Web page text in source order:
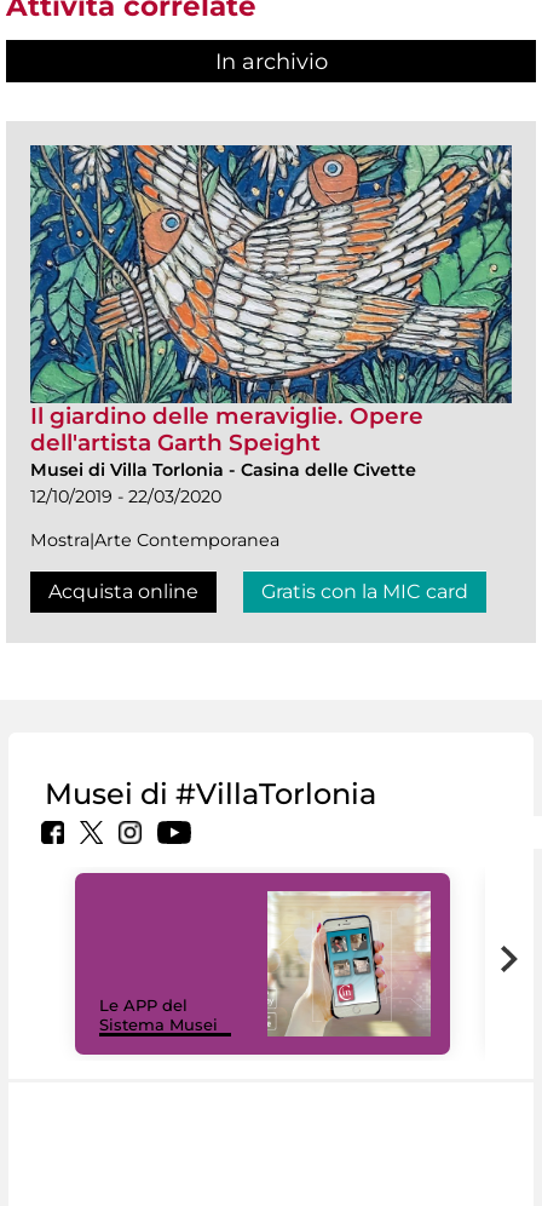
In archivio
Il giardino delle meraviglie. Opere
dell'artista Garth Speight
Musei di Villa Torlonia - Casina delle Civette
12/10/2019 - 22/03/2020
Mostra|Arte Contemporanea
Acquista online Gratis con la MIC card
Musei di #VillaTorlonia
Le APP del
Sistema Musei